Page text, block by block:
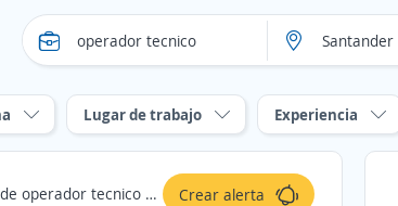
Lugar de trabajo Experiencia
tecnico en Santander Crear alerta